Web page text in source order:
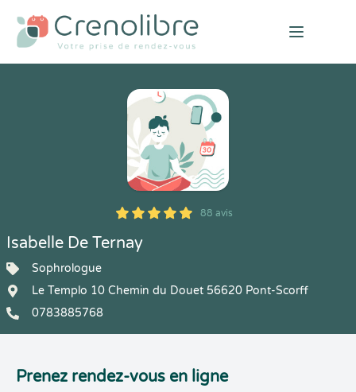
Open
5
1
5
88 88 avis
Isabelle De Ternay
Sophrologue
Le Templo 10 Chemin du Douet 56620 Pont-Scorff
0783885768
Prenez rendez-vous en ligne